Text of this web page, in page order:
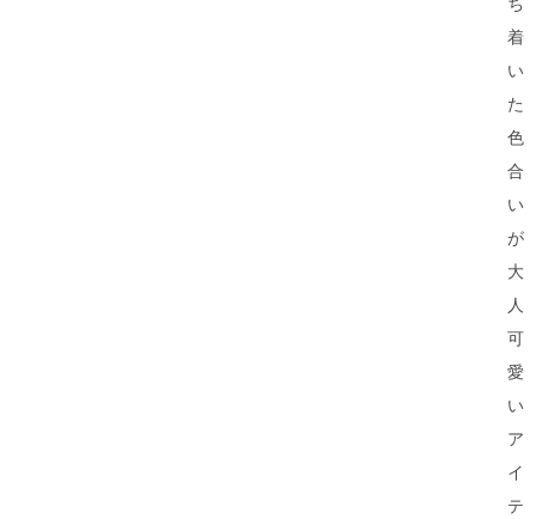
着
い
た
色
合
い
が
大
人
可
愛
い
ア
イ
テ